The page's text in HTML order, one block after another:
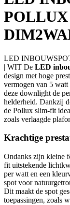
WIT
aantal
LED
| WIT De LED
design met hoge
vermogen van 5
deze downlight de
helderheid. Dankzij
de Pollux slim-fit
zoals verlaagde
Krachtige
Ondanks zijn kleine
fit uitstekende
per watt en een
spot voor
Dit maakt de spot
toepassingen, zoals